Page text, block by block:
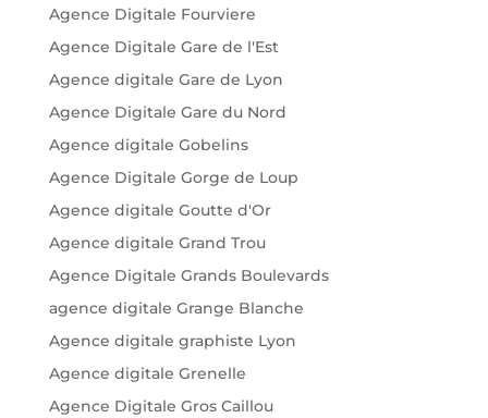
Agence Digitale Fourviere
Agence Digitale Gare de l'Est
Agence digitale Gare de Lyon
Agence Digitale Gare du Nord
Agence digitale Gobelins
Agence Digitale Gorge de Loup
Agence digitale Goutte d'Or
Agence digitale Grand Trou
Agence Digitale Grands Boulevards
agence digitale Grange Blanche
Agence digitale graphiste Lyon
Agence digitale Grenelle
Agence Digitale Gros Caillou